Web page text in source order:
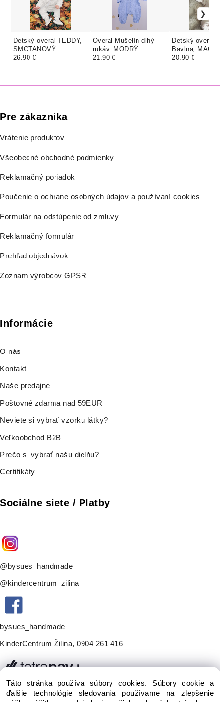
Detský overal TEDDY,
SMOTANOVÝ
26.90 €
Overal Mušelín dlhý
rukáv, MODRÝ
21.90 €
Detský overal
Bavlna,
MAŠLIČKOU
20.90 €
Pre zákazníka
Vrátenie produktov
Všeobecné obchodné podmienky
Reklamačný poriadok
Poučenie o ochrane osobných údajov a používaní cookies
Formulár na odstúpenie od zmluvy
Reklamačný formulár
Prehľad objednávok
Zoznam výrobcov GPSR
Informácie
O nás
Kontakt
Naše predajne
Poštovné zdarma nad 59EUR
Neviete si vybrať vzorku látky?
Veľkoobchod B2B
Prečo si vybrať našu dielňu?
Certifikáty
Sociálne siete / Platby
@bysues_handmade
@kindercentrum_zilina
bysues_handmade
KinderCentrum Žilina, 0904 261 416
Táto stránka používa súbory cookies. Súbory cookie a
ďalšie technológie sledovania používame na zlepšenie